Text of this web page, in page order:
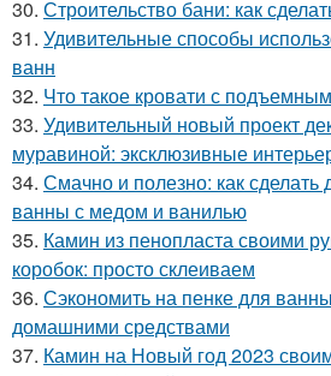
30. Строительство бани: как
31. Удивительные способы
ванн
32. Что такое кровати с
33. Удивительный новый проект
муравиной: эксклюзивные
34. Смачно и полезно: как
ванны с медом и ванилью
35. Камин из пенопласта своими
коробок: просто склеиваем
36. Сэкономить на пенке для
домашними средствами
37. Камин на Новый год 2023